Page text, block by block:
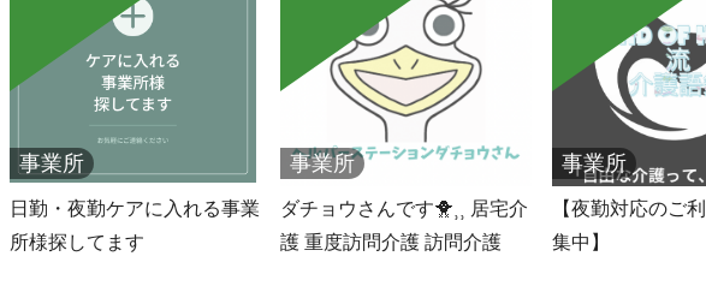
事業所
日勤・夜勤ケアに入れる事業
所様探してます
事業所
ダチョウさんです🐥⸒⸒ 居宅介
護 重度訪問介護 訪問介護
事業所
【夜勤対応のご
集中】